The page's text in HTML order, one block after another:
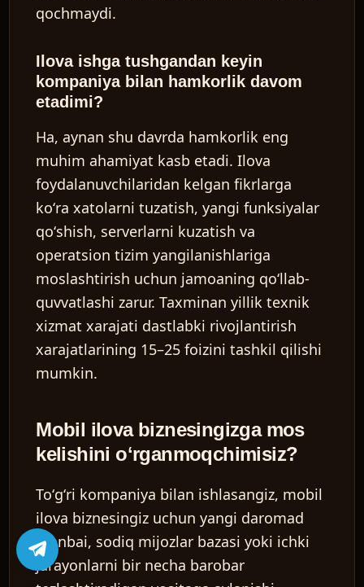
qochmaydi.
Ilova ishga tushgandan keyin
kompaniya bilan hamkorlik davom
etadimi?
Ha, aynan shu davrda hamkorlik eng
muhim ahamiyat kasb etadi. Ilova
foydalanuvchilaridan kelgan fikrlarga
koʻra xatolarni tuzatish, yangi funksiyalar
qoʻshish, serverlarni kuzatish va
operatsion tizim yangilanishlariga
moslashtirish uchun jamoaning qoʻllab-
quvvatlashi zarur. Taxminan yillik texnik
xizmat xarajati dastlabki rivojlantirish
xarajatlarining 15–25 foizini tashkil qilishi
mumkin.
Mobil ilova biznesingizga mos
kelishini oʻrganmoqchimisiz?
Toʻgʻri kompaniya bilan ishlasangiz, mobil
ilova biznesingiz uchun yangi daromad
manbai, sodiq mijozlar bazasi yoki ichki
jarayonlarni bir necha barobar